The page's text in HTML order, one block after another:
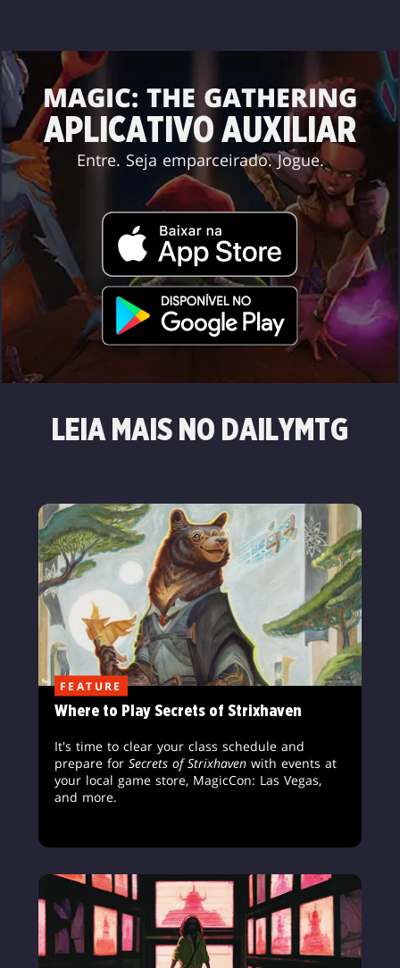
MAGIC: THE GATHERING
APLICATIVO AUXILIAR
Entre. Seja emparceirado. Jogue.
LEIA MAIS NO DAILYMTG
FEATURE
Where to Play Secrets of Strixhaven
It's time to clear your class schedule and
prepare for Secrets of Strixhaven with events at
your local game store, MagicCon: Las Vegas,
and more.